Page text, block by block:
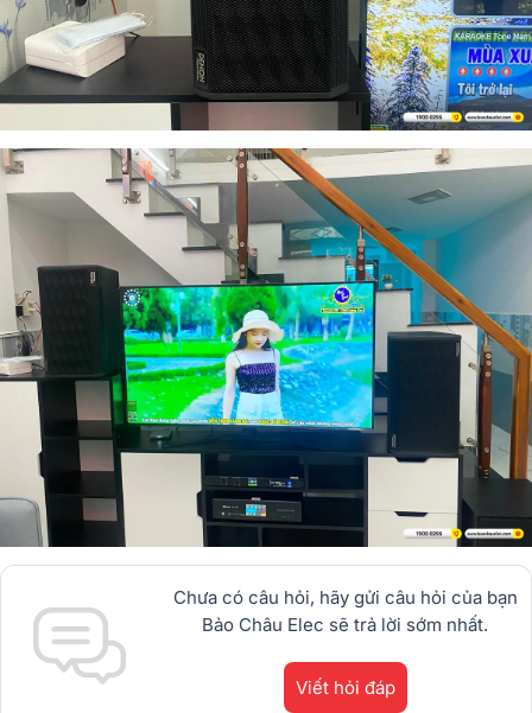
Chưa có câu hỏi, hãy gửi câu hỏi của bạn
Bảo Châu Elec sẽ trả lời sớm nhất.
Viết hỏi đáp